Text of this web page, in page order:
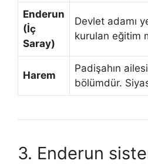
Enderun
(İç
Saray)
Devlet adamı
kurulan eğitim
Harem
Padişahın
bölümdür.
3. Enderun